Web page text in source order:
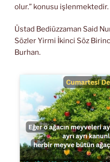
olur.” konusu işlenmektedir.
Üstad Bediüzzaman Said
Sözler Yirmi İkinci Söz
Burhan.